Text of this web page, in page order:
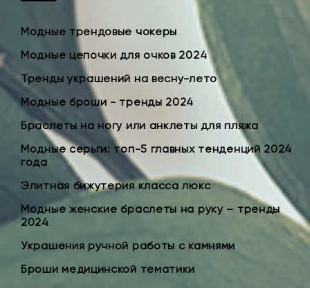
Модные трендовые чокеры
Модные цепочки для очков 2024
Тренды украшений на весну-лето
Модные броши - тренды 2024
Браслеты на ногу или анклеты для пляжа
Модные серьги: топ-5 главных тенденций 2024
года
Элитная бижутерия класса люкс
Модные женские браслеты на руку – тренды
2024
Украшения ручной работы с камнями
Броши медицинской тематики